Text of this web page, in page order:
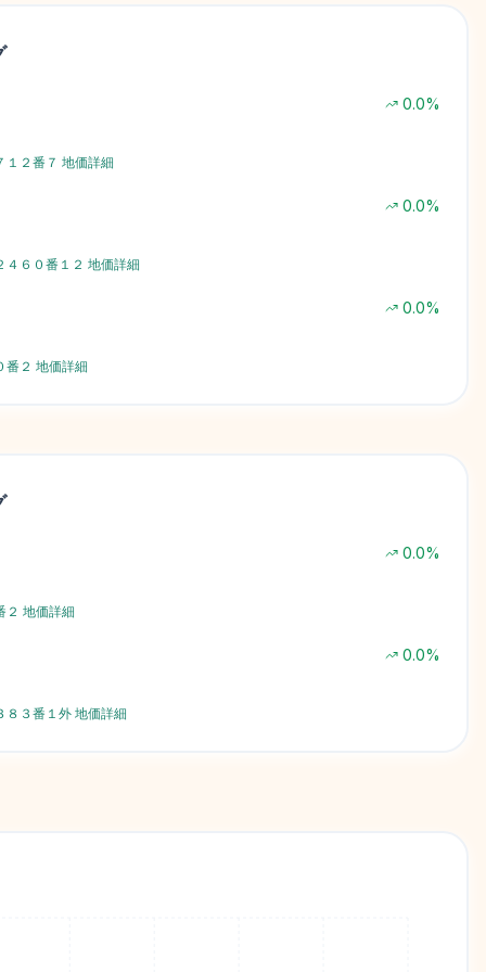
0.0%
１２番７ 地価詳細
0.0%
４６０番１２ 地価詳細
0.0%
番２ 地価詳細
0.0%
２ 地価詳細
0.0%
８３番１外 地価詳細